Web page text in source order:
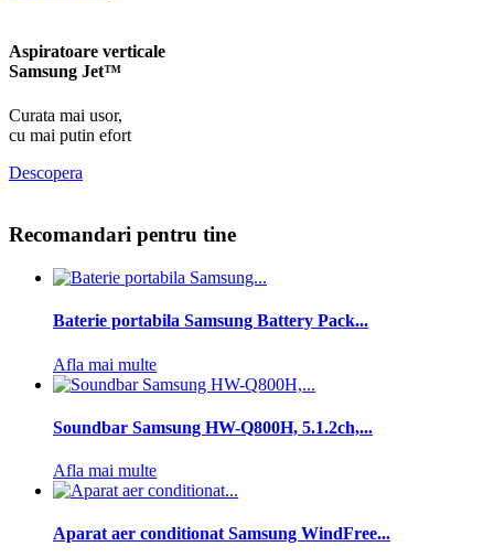
Aspiratoare verticale
Samsung Jet™
Curata mai usor,
cu mai putin efort
Descopera
Recomandari pentru tine
Baterie portabila Samsung Battery Pack...
Afla mai multe
Soundbar Samsung HW-Q800H, 5.1.2ch,...
Afla mai multe
Aparat aer conditionat Samsung WindFree...